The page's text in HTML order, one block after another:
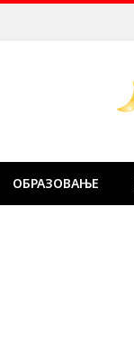
ОБРАЗОВАЊЕ